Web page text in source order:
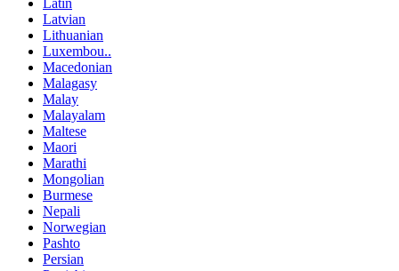
Latin
Latvian
Lithuanian
Luxembou..
Macedonian
Malagasy
Malay
Malayalam
Maltese
Maori
Marathi
Mongolian
Burmese
Nepali
Norwegian
Pashto
Persian